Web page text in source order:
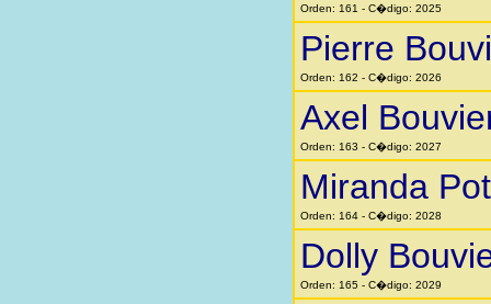
Orden: 161 - C�digo: 2025
Pierre
Orden: 162 - C�digo: 2026
Axel
Orden: 163 - C�digo: 2027
Miranda
Orden: 164 - C�digo: 2028
Dolly
Orden: 165 - C�digo: 2029